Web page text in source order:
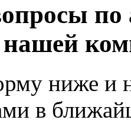
по
нашей
ниже и
в